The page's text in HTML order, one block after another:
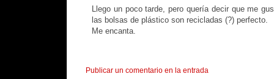
Llego un poco tarde, pero quería decir que me
las bolsas de plástico son recicladas (?) perfecto.
Me encanta.
Publicar un comentario en la entrada